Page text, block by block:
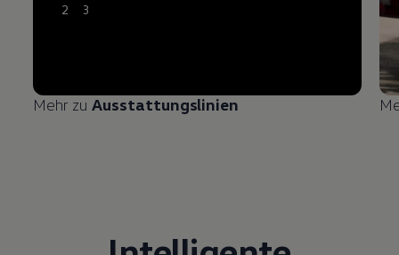
2 3
Mehr zu Ausstattungslinien